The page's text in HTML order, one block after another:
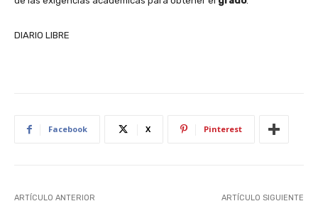
DIARIO LIBRE
Facebook X Pinterest
ARTÍCULO ANTERIOR ARTÍCULO SIGUIENTE